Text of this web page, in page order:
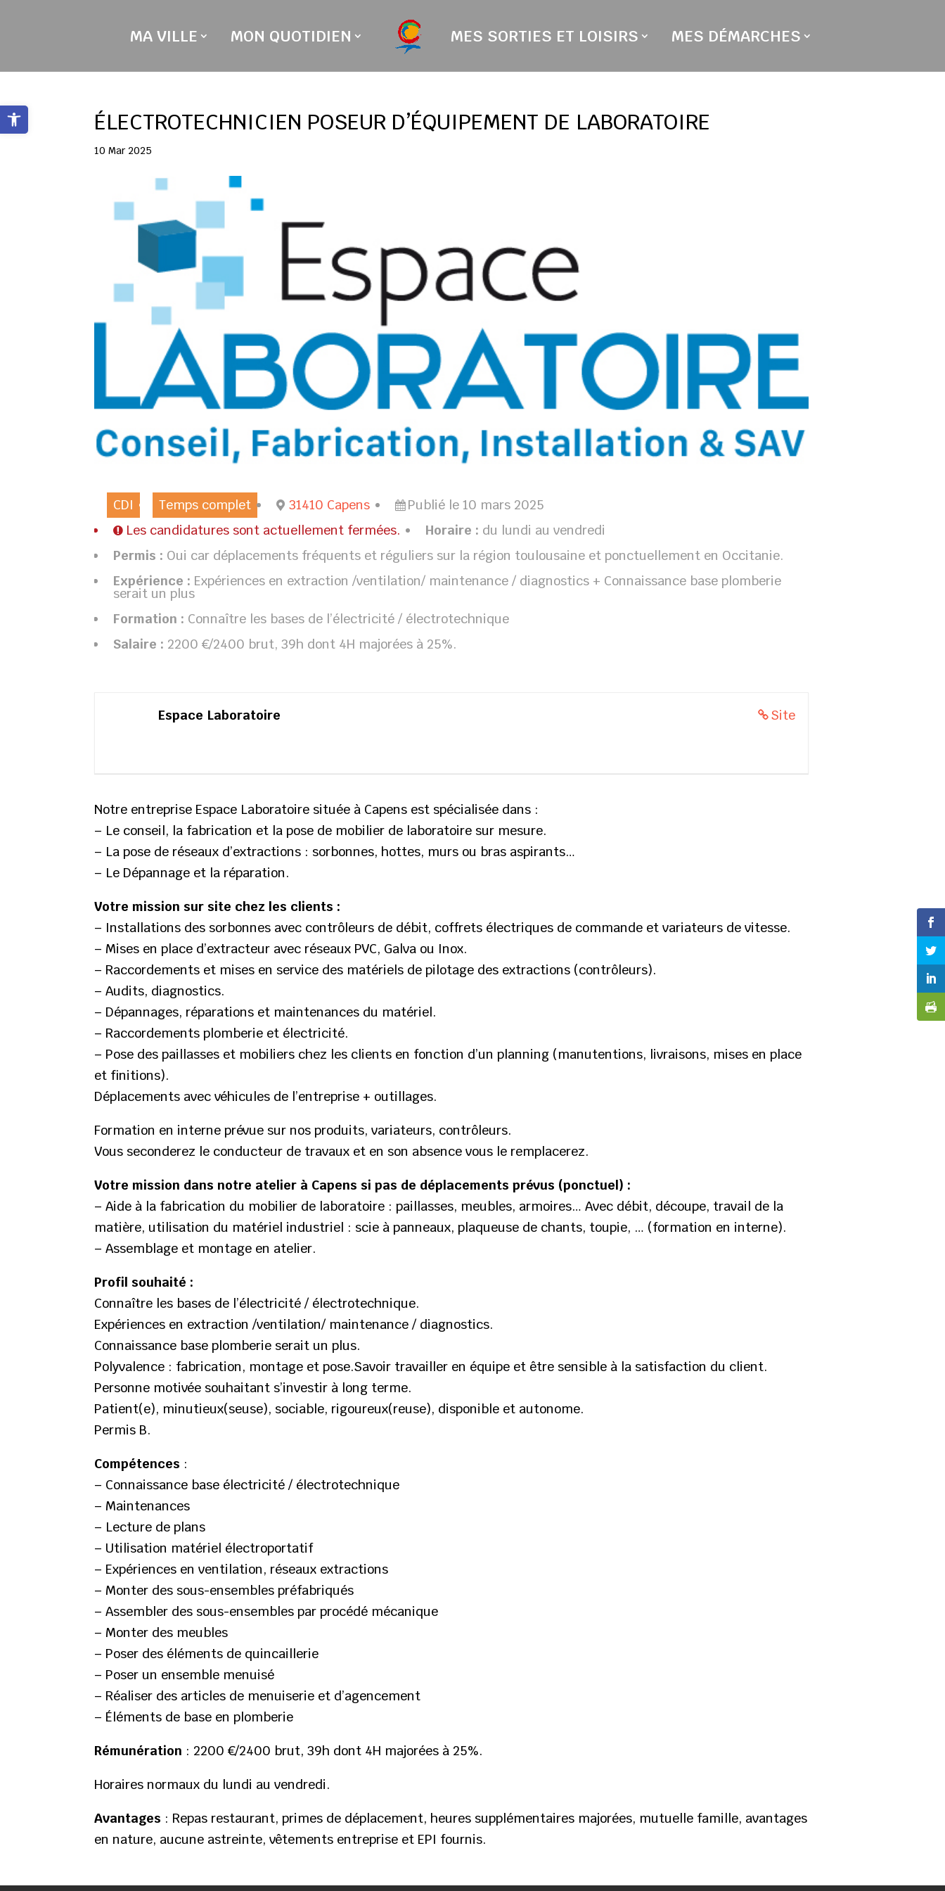
Ouvrir la barre d’outils
MA VILLE MON QUOTIDIEN MES SORTIES ET LOISIRS MES DÉMARCHES
ÉLECTROTECHNICIEN POSEUR D’ÉQUIPEMENT DE LABORATOIRE
10 Mar 2025
CDI Temps complet 31410 Capens
Publié le 10 mars 2025
Les candidatures sont actuellement fermées.
Horaire : du lundi au vendredi
Permis : Oui car déplacements fréquents et réguliers sur la région toulousaine et ponctuellement en Occitanie.
Expérience : Expériences en extraction /ventilation/ maintenance / diagnostics + Connaissance base plomberie
serait un plus
Formation : Connaître les bases de l’électricité / électrotechnique
Salaire : 2200 €/2400 brut, 39h dont 4H majorées à 25%.
Site
Espace Laboratoire
Notre entreprise Espace Laboratoire située à Capens est spécialisée dans :
– Le conseil, la fabrication et la pose de mobilier de laboratoire sur mesure.
– La pose de réseaux d’extractions : sorbonnes, hottes, murs ou bras aspirants…
– Le Dépannage et la réparation.
Votre mission sur site chez les clients :
– Installations des sorbonnes avec contrôleurs de débit, coffrets électriques de commande et variateurs de vitesse.
– Mises en place d’extracteur avec réseaux PVC, Galva ou Inox.
– Raccordements et mises en service des matériels de pilotage des extractions (contrôleurs).
– Audits, diagnostics.
– Dépannages, réparations et maintenances du matériel.
– Raccordements plomberie et électricité.
– Pose des paillasses et mobiliers chez les clients en fonction d’un planning (manutentions, livraisons, mises en place
et finitions).
Déplacements avec véhicules de l’entreprise + outillages.
Formation en interne prévue sur nos produits, variateurs, contrôleurs.
Vous seconderez le conducteur de travaux et en son absence vous le remplacerez.
Votre mission dans notre atelier à Capens si pas de déplacements prévus (ponctuel) :
– Aide à la fabrication du mobilier de laboratoire : paillasses, meubles, armoires… Avec débit, découpe, travail de la
matière, utilisation du matériel industriel : scie à panneaux, plaqueuse de chants, toupie, … (formation en interne).
– Assemblage et montage en atelier.
Profil souhaité :
Connaître les bases de l’électricité / électrotechnique.
Expériences en extraction /ventilation/ maintenance / diagnostics.
Connaissance base plomberie serait un plus.
Polyvalence : fabrication, montage et pose.Savoir travailler en équipe et être sensible à la satisfaction du client.
Personne motivée souhaitant s’investir à long terme.
Patient(e), minutieux(seuse), sociable, rigoureux(reuse), disponible et autonome.
Permis B.
Compétences :
– Connaissance base électricité / électrotechnique
– Maintenances
– Lecture de plans
– Utilisation matériel électroportatif
– Expériences en ventilation, réseaux extractions
– Monter des sous-ensembles préfabriqués
– Assembler des sous-ensembles par procédé mécanique
– Monter des meubles
– Poser des éléments de quincaillerie
– Poser un ensemble menuisé
– Réaliser des articles de menuiserie et d’agencement
– Éléments de base en plomberie
Rémunération : 2200 €/2400 brut, 39h dont 4H majorées à 25%.
Horaires normaux du lundi au vendredi.
Avantages : Repas restaurant, primes de déplacement, heures supplémentaires majorées, mutuelle famille, avantages
en nature, aucune astreinte, vêtements entreprise et EPI fournis.